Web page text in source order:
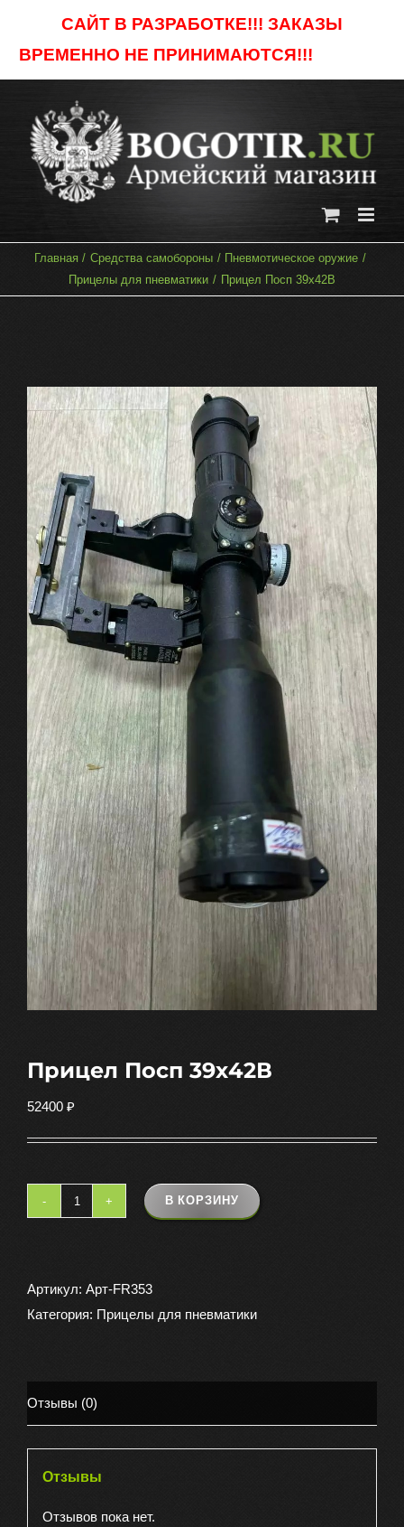
САЙТ В РАЗРАБОТКЕ!!! ЗАКАЗЫ
ВРЕМЕННО НЕ ПРИНИМАЮТСЯ!!!
content
Главная Средства самобороны
Пневмотическое оружие
Прицелы для пневматики
Прицел Посп 39х42В
Прицел Посп 39х42В
52400 ₽
Количество
Посп
39х42В
В КОРЗИНУ
Артикул: Арт-FR353
Категория: Прицелы для пневматики
Отзывы (0)
Отзывы
Отзывов пока нет.